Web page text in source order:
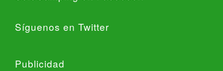
Síguenos en Twitter
Publicidad